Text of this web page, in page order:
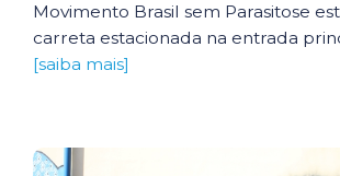
Movimento Brasil sem Parasitose
carreta estacionada na entrada
[saiba mais]